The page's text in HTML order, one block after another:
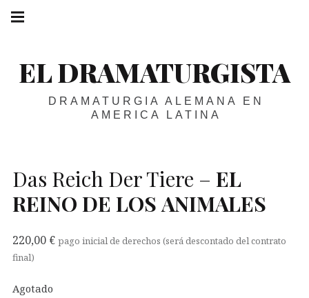
Skip
EL DRAMATURGISTA
DRAMATURGIA ALEMANA EN
AMERICA LATINA
navigation
Das Reich Der Tiere – EL
REINO DE LOS ANIMALES
220,00 € pago inicial de derechos (será descontado del contrato
final)
Agotado